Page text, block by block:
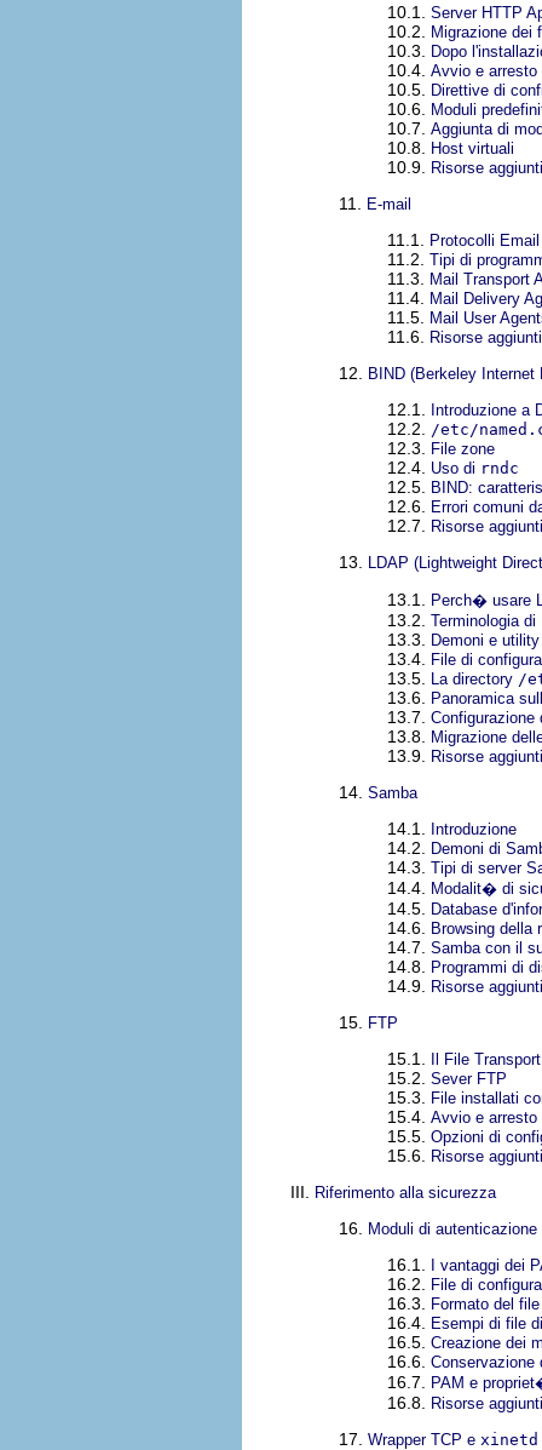
10.1. Server HTTP
10.2. Migrazione dei
10.3. Dopo
10.4. Avvio e
10.5. Direttive di
10.6. Moduli
10.7. Aggiunta di
10.8. Host virtuali
10.9. Risorse
11. E-mail
11.1. Protocolli Email
11.2. Tipi di
11.3. Mail Transport
11.4. Mail Delivery
11.5. Mail User
11.6. Risorse
12. BIND (Berkeley Internet
12.1. Introduzione a
12.2. /etc/
12.3. File zone
12.4. Uso di rndc
12.5. BIND:
12.6. Errori comuni
12.7. Risorse
13. LDAP (Lightweight
13.1. Perch� usare
13.2. Terminologia di
13.3. Demoni e
13.4. File di
13.5. La directory /
13.6. Panoramica
13.7. Configurazione
13.8. Migrazione
13.9. Risorse
14. Samba
14.1. Introduzione
14.2. Demoni di
14.3. Tipi di server
14.4. Modalit� di
14.5. Database
14.6. Browsing della
14.7. Samba con il
14.8. Programmi di
14.9. Risorse
15. FTP
15.1. Il File
15.2. Sever FTP
15.3. File installati
15.4. Avvio e
15.5. Opzioni di
15.6. Risorse
III. Riferimento alla sicurezza
16. Moduli di autenticazione
16.1. I vantaggi dei
16.2. File di
16.3. Formato del
16.4. Esempi di file
16.5. Creazione dei
16.6. Conservazione
16.7. PAM e
16.8. Risorse
17. Wrapper TCP e xinetd